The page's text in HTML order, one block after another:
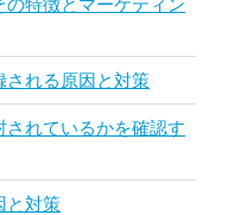
される原因と対策
れているかを確認す
と対策